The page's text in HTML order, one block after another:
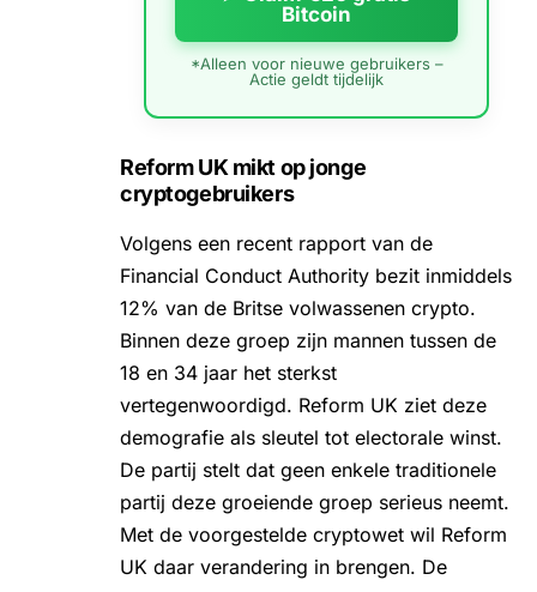
Bitcoin
*Alleen voor nieuwe gebruikers –
Actie geldt tijdelijk
Reform UK mikt op jonge
cryptogebruikers
Volgens een recent rapport van de
Financial Conduct Authority bezit inmiddels
12% van de Britse volwassenen crypto.
Binnen deze groep zijn mannen tussen de
18 en 34 jaar het sterkst
vertegenwoordigd. Reform UK ziet deze
demografie als sleutel tot electorale winst.
De partij stelt dat geen enkele traditionele
partij deze groeiende groep serieus neemt.
Met de voorgestelde cryptowet wil Reform
UK daar verandering in brengen. De